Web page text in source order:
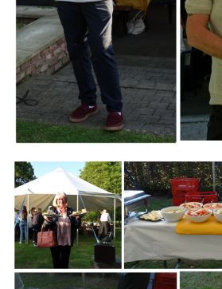
Branding
ARMCHAIR